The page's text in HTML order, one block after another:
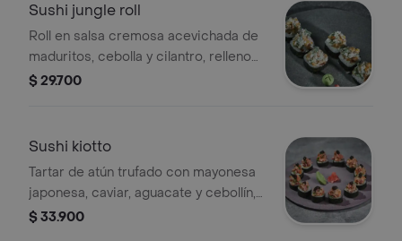
Sushi jungle roll
Roll en salsa cremosa acevichada de
maduritos, cebolla y cilantro, relleno
de camarones crocantes, salmón
$ 29.700
Sushi kiotto
Tartar de atún trufado con mayonesa
japonesa, caviar, aguacate y cebollín,
con un toque de aceite de sésamo.
$ 33.900